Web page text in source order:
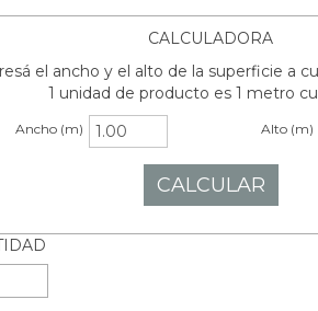
CALCULADORA
el ancho y el alto de la superficie a
1 unidad de producto es 1 metro
Ancho (m) Alto (m)